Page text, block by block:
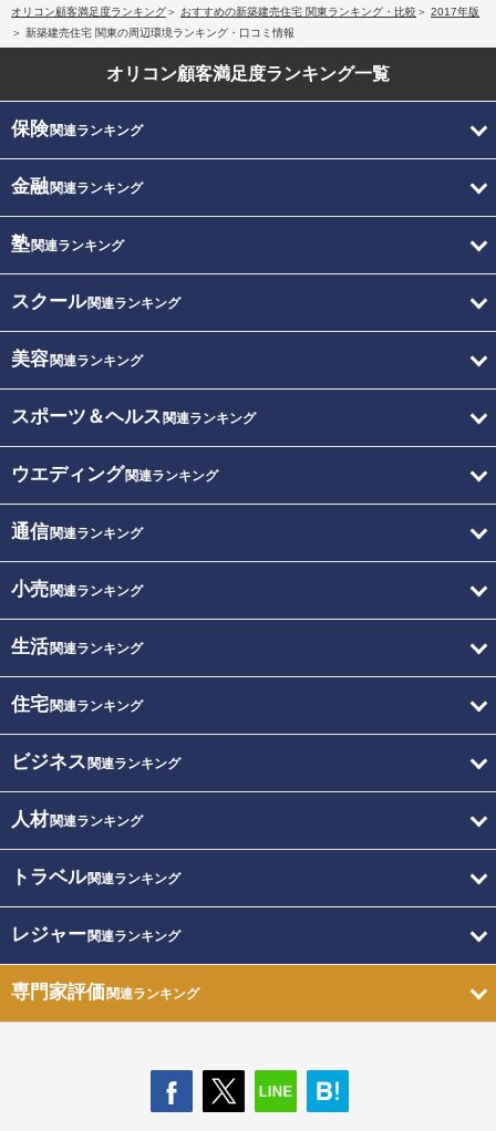
オリコン顧客満足度ランキング おすすめの新築建売住宅 関東ランキング・比較
2017年版
新築建売住宅 関東の周辺環境ランキング・口コミ情報
オリコン顧客満足度ランキング一覧
保険関連ランキング
金融関連ランキング
塾関連ランキング
スクール関連ランキング
美容関連ランキング
スポーツ＆ヘルス 関連ランキング
ウエディング関連ランキング
通信関連ランキング
小売関連ランキング
生活関連ランキング
住宅関連ランキング
ビジネス 関連ランキング
人材関連ランキング
トラベル関連ランキング
レジャー関連ランキング
専門家評価関連ランキング